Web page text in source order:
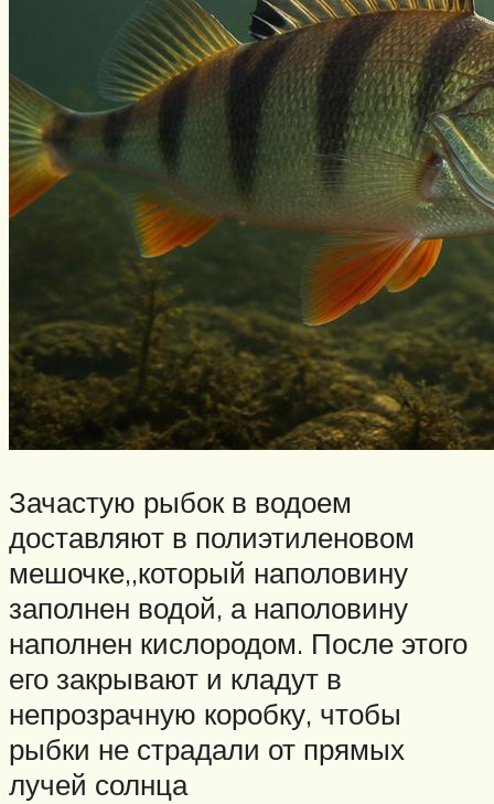
Зачастую рыбок в водоем
доставляют в полиэтиленовом
мешочке,,который наполовину
заполнен водой, а наполовину
наполнен кислородом. После этого
его закрывают и кладут в
непрозрачную коробку, чтобы
рыбки не страдали от прямых
лучей солнца